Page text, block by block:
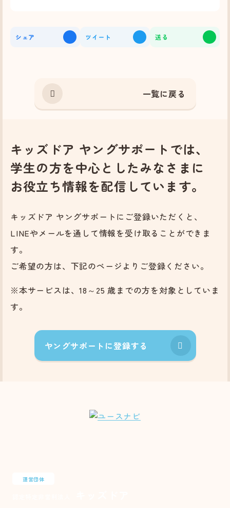
シェア ツイート 送る
一覧に戻る
キッズドア ヤングサポートでは、
学生の方を中心としたみなさまに
お役立ち情報を配信しています。
キッズドア ヤングサポートにご登録いただくと、
LINEやメールを通して情報を受け取ることができま
す。
ご希望の方は、下記のページよりご登録ください。
※本サービスは、18～25 歳までの方を対象としていま
す。
ヤングサポートに登録する
運営団体